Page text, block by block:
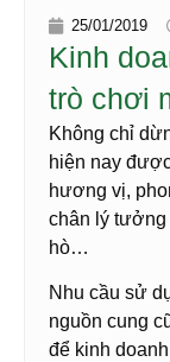
25/01/2019
Kinh
trò chơi
Không chỉ
hiện nay
hương vị,
chân lý tưởng
hò…
Nhu cầu sử
nguồn cung
để kinh